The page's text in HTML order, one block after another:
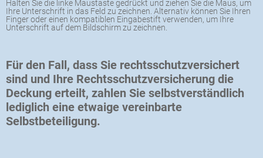
Halten Sie die linke Maustaste gedrückt und ziehen Sie die Maus, um
Ihre Unterschrift in das Feld zu zeichnen. Alternativ können Sie Ihren
Finger oder einen kompatiblen Eingabestift verwenden, um Ihre
Unterschrift auf dem Bildschirm zu zeichnen.
Für den Fall, dass Sie rechtsschutzversichert
sind und Ihre Rechtsschutzversicherung die
Deckung erteilt, zahlen Sie selbstverständlich
lediglich eine etwaige vereinbarte
Selbstbeteiligung.